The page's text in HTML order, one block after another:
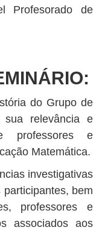
Profesorado de
do Grupo de
sua relevância e
professores e
Matemática.
investigativas
bem
professores e
associados aos